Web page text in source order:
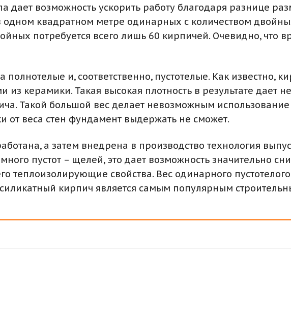
дает возможность ускорить работу благодаря разнице
квадратном метре одинарных с количеством
потребуется всего лишь 60 кирпичей. Очевидно, что
и, соответственно, пустотелые. Как известно,
керамики. Такая высокая плотность в результате дает
Такой большой вес делает невозможным
от веса стен фундамент выдержать не сможет.
а затем внедрена в производство технология
пустот – щелей, это дает возможность значительно
теплоизолирующие свойства. Вес одинарного
кирпич является самым популярным